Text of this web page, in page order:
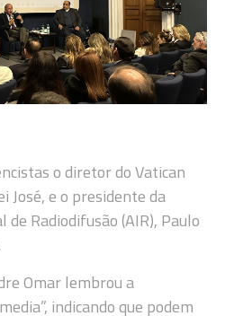
o diretor do Vatican
José, e o presidente da
Radiodifusão (AIR), Paulo
Omar lembrou a
indicando que podem